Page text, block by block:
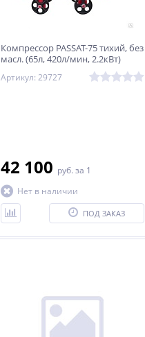
Компрессор PASSAT-75 тихий, без
масл. (65л, 420л/мин, 2.2кВт)
Артикул: 29727
42 100 руб. за 1
Нет в наличии
ПОД ЗАКАЗ